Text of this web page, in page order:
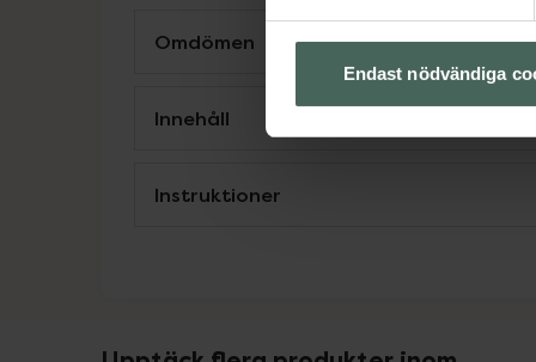
Endast nödvändiga
Omdömen
Innehåll
Instruktioner